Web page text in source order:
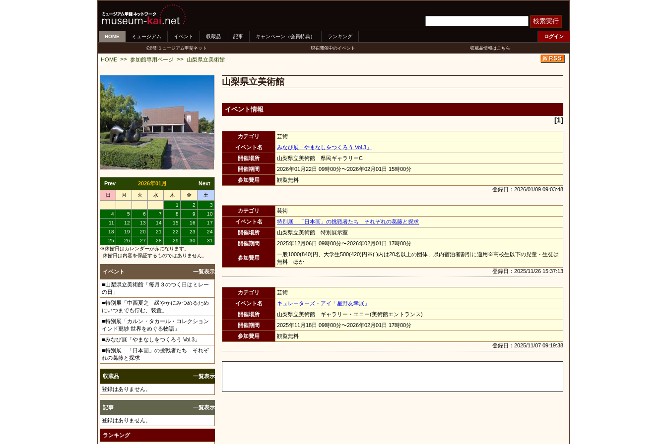
検索実行
HOME ミュージアム イベント 収蔵品 記事 キャンペーン（会員特典） ランキング ログイン
公開!!ミュージアム甲斐ネット 現在開催中のイベント 収蔵品情報はこちら
HOME >> 参加館専用ページ >> 山梨県立美術館
Prev 2026年01月 Next
日 月 火 水 木 金
土
1
2
3
4
5 6 7 8 9
10
11
12 13 14 15 16
17
18
19 20 21 22 23
24
25
26 27 28 29 30
31
※休館日はカレンダーが赤になります。
休館日は内容を保証するものではありません。
イベント 一覧表示
■山梨県立美術館「毎月３のつく日はミレー
の日」
■特別展「中西夏之 緩やかにみつめるため
にいつまでも佇む、装置」
■特別展「カルン・タカール・コレクション
インド更紗 世界をめぐる物語」
■みなび展「やまなしをつくろう Vol.3」
■特別展 「日本画」の挑戦者たち それぞ
れの葛藤と探求
収蔵品 一覧表示
登録はありません。
記事 一覧表示
登録はありません。
ランキング
山梨県立美術館
イベント情報
[1]
カテゴリ
芸術
イベント名
みなび展「やまなしをつくろう Vol.3」
開催場所
山梨県立美術館 県民ギャラリーC
開催期間
2026年01月22日 09時00分〜2026年02月01日 15時00分
参加費用
観覧無料
登録日：2026/01/09 09:03:48
カテゴリ
芸術
イベント名
特別展 「日本画」の挑戦者たち それぞれの葛藤と探求
開催場所
山梨県立美術館 特別展示室
開催期間
2025年12月06日 09時00分〜2026年02月01日 17時00分
参加費用
一般1000(840)円、大学生500(420)円※( )内は20名以上の団体、県内宿泊者割引に適用※高校生以下の児童・生徒は
無料 ほか
登録日：2025/11/26 15:37:13
カテゴリ
芸術
イベント名
キュレーターズ・アイ「星野友幸展」
開催場所
山梨県立美術館 ギャラリー・エコー(美術館エントランス)
開催期間
2025年11月18日 09時00分〜2026年02月01日 17時00分
参加費用
観覧無料
登録日：2025/11/07 09:19:38